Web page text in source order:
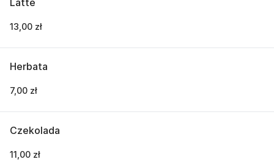
Latte
13,00 zł
Herbata
7,00 zł
Czekolada
11,00 zł